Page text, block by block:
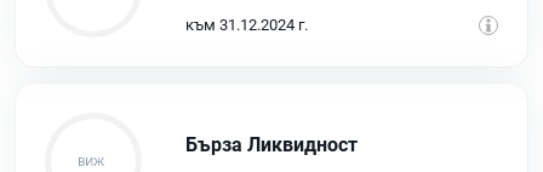
към 31.12.2024 г.
Бърза Ликвидност